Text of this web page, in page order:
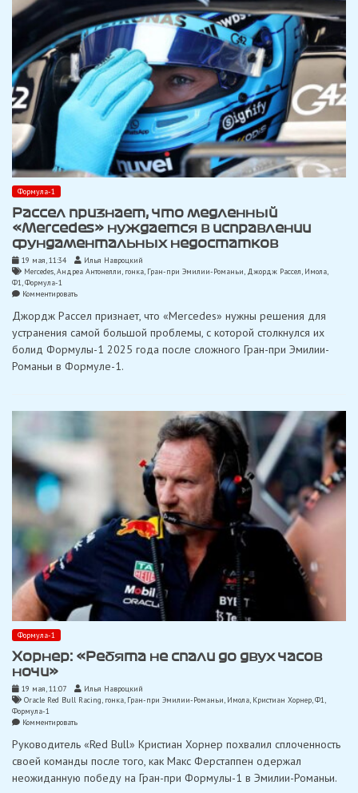
бы
раньше
обошел
Пиастри
Формула-1
Рассел признает, что медленный
«Mercedes» нуждается в исправлении
фундаментальных недостатков
19 мая, 11:34
Илья Навроцкий
Mercedes,Андреа Антонелли, гонка, Гран-при Эмилии-Романьи, Джордж Рассел, Имола
Ф1,Формула-1
Комментироватьon
признает,
медленный
«Mercedes»
в
Джордж Рассел признает, что «Mercedes» нужны решения для
устранения самой большой проблемы, с которой столкнулся их
болид Формулы-1 2025 года после сложного Гран-при Эмилии-
Романьи в Формуле-1.
Формула-1
Хорнер: «Ребята не спали до двух часов
ночи»
19 мая, 11:07
Илья Навроцкий
Oracle Red Bull Racing, гонка, Гран-при Эмилии-Романьи, Имола, Кристиан Хорнер,Ф1
Формула-1
Комментироватьon
«Ребята
спали
до
Руководитель «Red Bull» Кристиан Хорнер похвалил сплоченность
своей команды после того, как Макс Ферстаппен одержал
неожиданную победу на Гран-при Формулы-1 в Эмилии-Романьи.